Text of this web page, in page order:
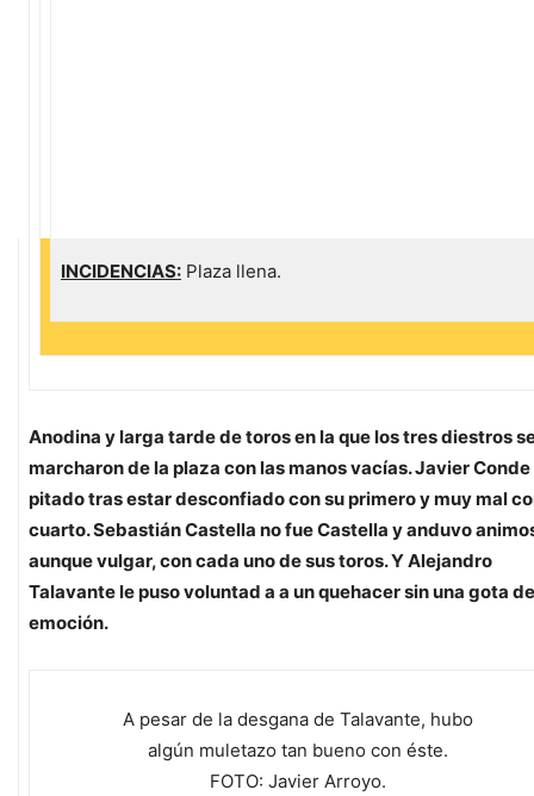
INCIDENCIAS: Plaza llena.
Anodina y larga tarde de toros en la que los tres diestros
marcharon de la plaza con las manos vacías. Javier
pitado tras estar desconfiado con su primero y muy mal
cuarto. Sebastián Castella no fue Castella y anduvo
aunque vulgar, con cada uno de sus toros. Y Alejandro
Talavante le puso voluntad a a un quehacer sin una gota de
emoción.
A pesar de la desgana de Talavante, hubo
algún muletazo tan bueno con éste.
FOTO: Javier Arroyo.